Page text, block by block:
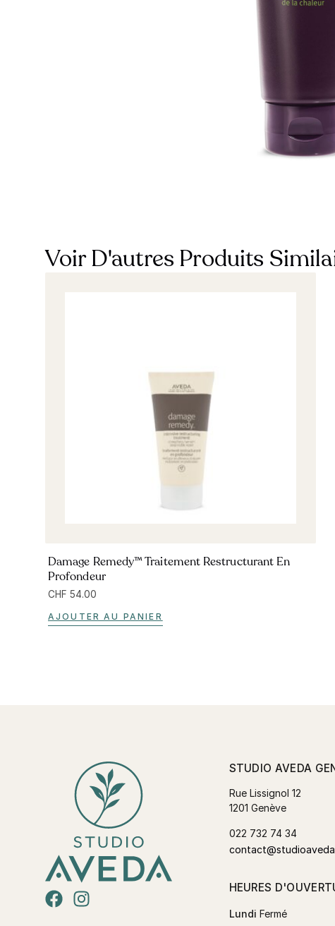
Voir D'autres Produits
Damage Remedy™ Traitement Restructurant En
Profondeur
CHF 54.00
AJOUTER AU PANIER
STUDIO AVEDA
Rue Lissignol 12
1201 Genève
022 732 74 34
HEURES
Lundi Fermé